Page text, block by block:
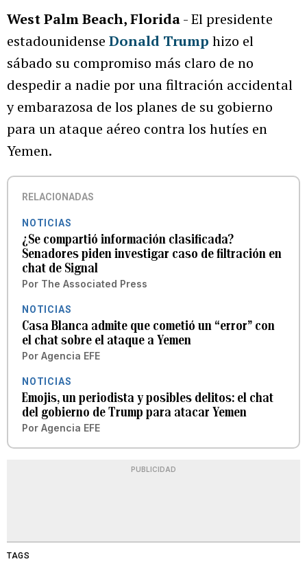
West Palm Beach, Florida- El presidente
estadounidense Donald Trump hizo el
sábado su compromiso más claro de no
despedir a nadie por una filtración accidental
y embarazosa de los planes de su gobierno
para un ataque aéreo contra los hutíes en
Yemen.
RELACIONADAS
NOTICIAS
¿Se compartió información clasificada?
Senadores piden investigar caso de filtración en
chat de Signal
Por The Associated Press
NOTICIAS
Casa Blanca admite que cometió un “error” con
el chat sobre el ataque a Yemen
Por Agencia EFE
NOTICIAS
Emojis, un periodista y posibles delitos: el chat
del gobierno de Trump para atacar Yemen
Por Agencia EFE
PUBLICIDAD
TAGS